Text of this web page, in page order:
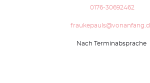
0176-30692462
Nach Terminabsprache